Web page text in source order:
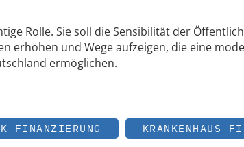
Rolle. Sie soll die Sensibilität der
erhöhen und Wege aufzeigen, die eine
ermöglichen.
FINANZIERUNG KRANKENHAUS